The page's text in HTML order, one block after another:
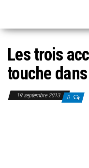
Les trois
touche
19 septembre 2013 0